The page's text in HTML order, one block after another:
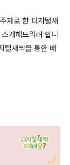
제로 한 디지털새
개해드리려 합니
털새싹을 통한 배